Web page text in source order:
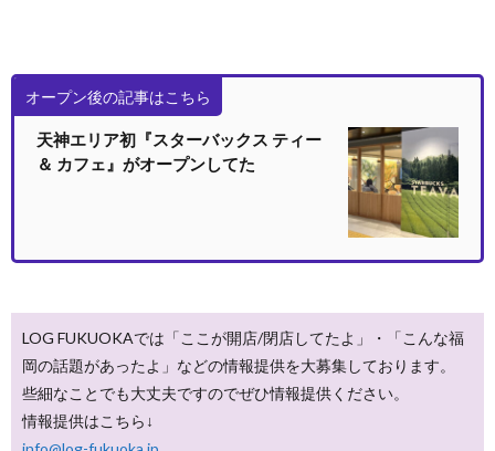
オープン後の記事はこちら
天神エリア初『スターバックス ティー
＆ カフェ』がオープンしてた
LOG FUKUOKAでは「ここが開店/閉店してたよ」・「こんな福
岡の話題があったよ」などの情報提供を大募集しております。
些細なことでも大丈夫ですのでぜひ情報提供ください。
情報提供はこちら↓